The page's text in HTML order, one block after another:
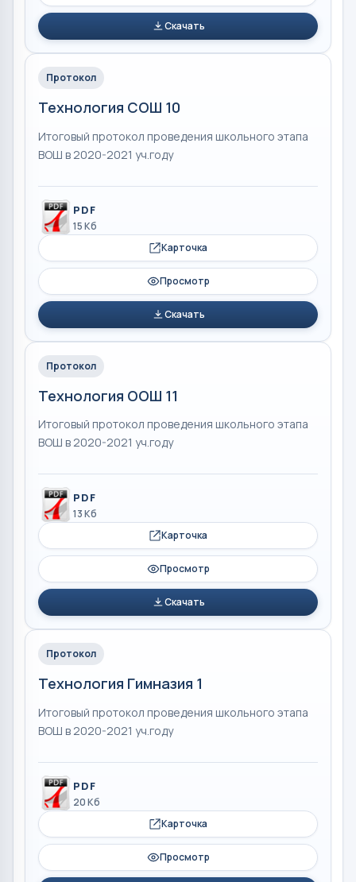
Скачать
Протокол
Технология СОШ 10
Итоговый протокол проведения школьного этапа
ВОШ в 2020-2021 уч.году
PDF
15 Кб
Карточка
Просмотр
Скачать
Протокол
Технология ООШ 11
Итоговый протокол проведения школьного этапа
ВОШ в 2020-2021 уч.году
PDF
13 Кб
Карточка
Просмотр
Скачать
Протокол
Технология Гимназия 1
Итоговый протокол проведения школьного этапа
ВОШ в 2020-2021 уч.году
PDF
20 Кб
Карточка
Просмотр